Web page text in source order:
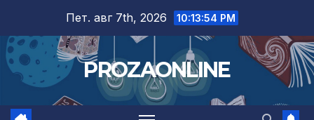
content
Пет. авг 7th, 2026 10:13:55 PM
PROZAONLINE